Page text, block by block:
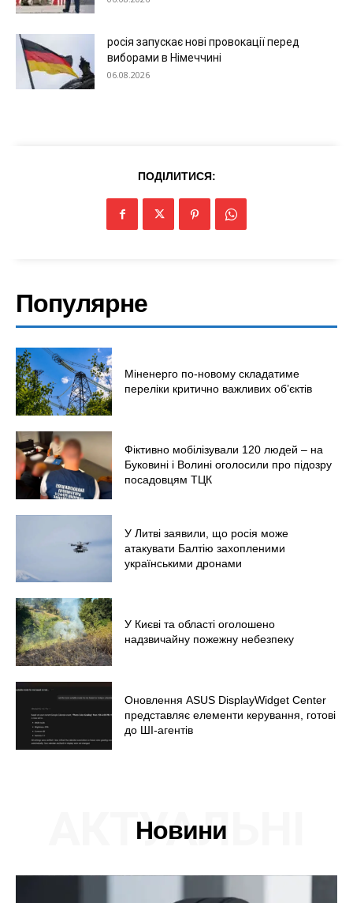
Меню
Економіка
Світ
Технології
Війна
росія запускає нові провокації перед
виборами в Німеччині
06.08.2026
ПОДІЛИТИСЯ:
Популярне
Міненерго по-новому складатиме
переліки критично важливих об’єктів
Фіктивно мобілізували 120 людей – на
Буковині і Волині оголосили про підозру
посадовцям ТЦК
У Литві заявили, що росія може
атакувати Балтію захопленими
українськими дронами
У Києві та області оголошено
надзвичайну пожежну небезпеку
Оновлення ASUS DisplayWidget Center
представляє елементи керування, готові
до ШІ-агентів
Новини
АКТУАЛЬНІ